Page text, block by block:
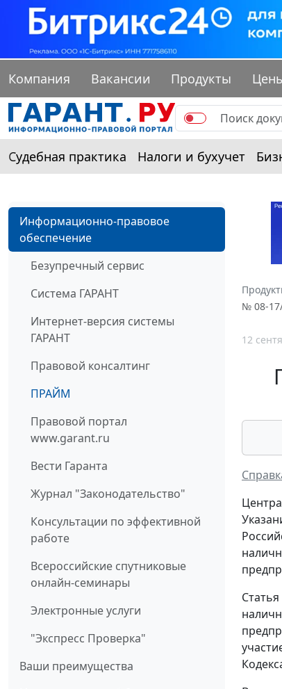
Компания Вакансии Продукты
Судебная практика Налоги и бухучет
Информационно-правовое
обеспечение
Безупречный сервис
Система ГАРАНТ
Интернет-версия системы
ГАРАНТ
Правовой консалтинг
ПРАЙМ
Правовой портал
www.garant.ru
Вести Гаранта
Журнал "Законодательство"
Консультации по эффективной
работе
Всероссийские спутниковые
онлайн-семинары
Электронные услуги
"Экспресс Проверка"
Ваши преимущества
№ 08-
12